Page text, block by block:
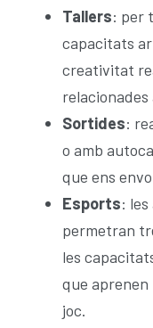
Tallers: per
capacitats
creativitat
relacionades
Sortides:
o amb
que ens
Esports:
permetran
les
que aprenen
joc.